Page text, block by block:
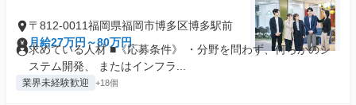
〒812-0011福岡県福岡市博多区博多駅前
月給27万円～80万円
求めている人材 ■《応募条件》 ・分野を問わず、何らかのシ
ステム開発、 またはインフラ...
業界未経験歓迎 +18個